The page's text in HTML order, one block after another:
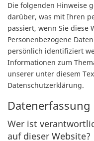
Die folgenden Hinweise
darüber, was mit Ihren
passiert, wenn Sie diese
Personenbezogene
persönlich identifiziert
Informationen zum
unserer unter diesem
Datenschutzerklärung.
Wer ist
auf dieser Website?